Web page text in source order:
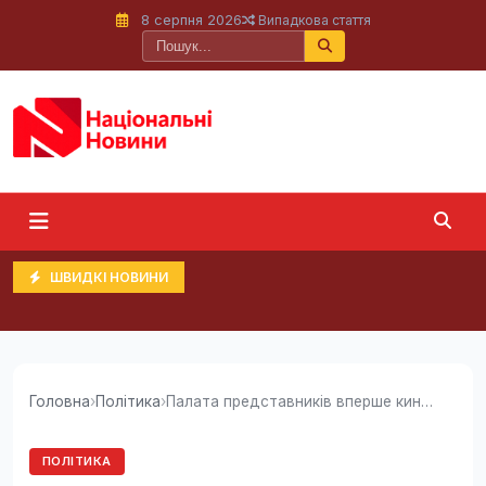
8 серпня 2026 Випадкова стаття
ШВИДКІ НОВИНИ
Головна›Політика› Палата представників вперше кинула виклик...
ПОЛІТИКА